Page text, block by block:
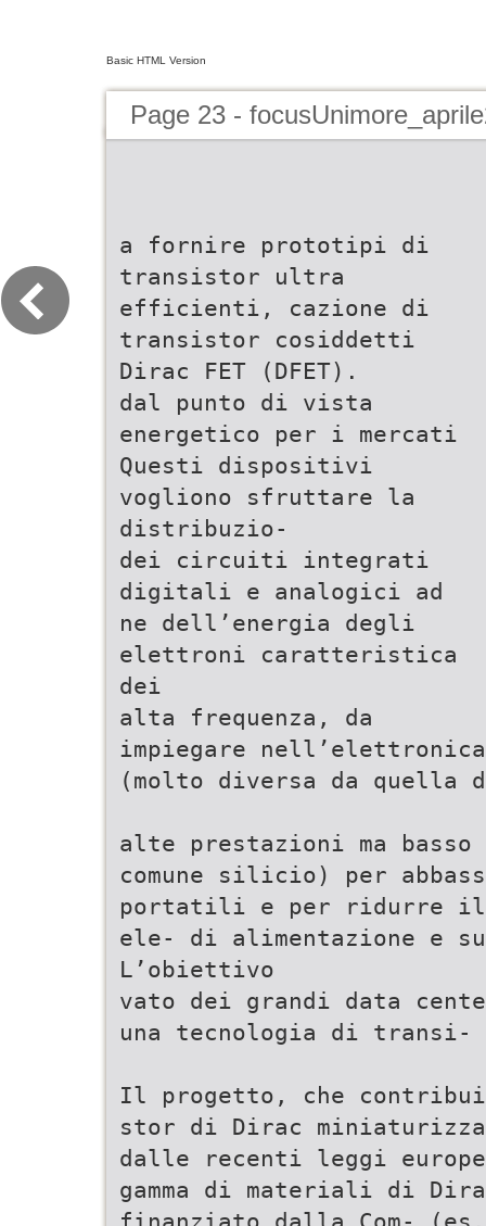
Basic HTML Version
Page 23 -
a fornire prototipi di
transistor ultra
efficienti, cazione di
transistor cosiddetti
Dirac FET (DFET).
dal punto di vista
energetico per i mercati
Questi dispositivi
vogliono sfruttare la
distribuzio-
dei circuiti integrati
digitali e analogici ad
ne dell’energia degli
elettroni caratteristica
dei
alta frequenza, da
impiegare
(molto diversa da quella
alte prestazioni ma
comune silicio) per
portatili e per ridurre il
ele- di alimentazione e
L’obiettivo
vato dei grandi data
una tecnologia di transi-
Il progetto, che
stor di Dirac
dalle recenti leggi
gamma di materiali di